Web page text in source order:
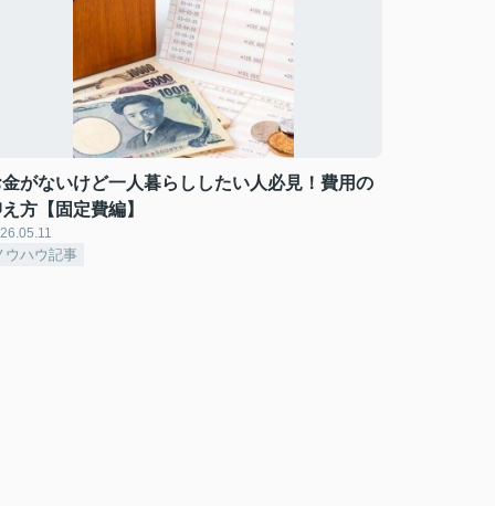
がないけど一人暮らししたい人必見！費用の
方【固定費編】
ウハウ記事